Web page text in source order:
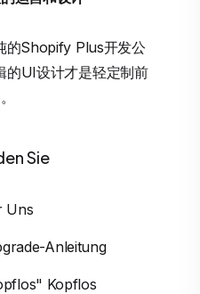
的Shopify Plus开发公
的UI设计才是轻定制前
Sie
Uns
Anleitung
Kopflos